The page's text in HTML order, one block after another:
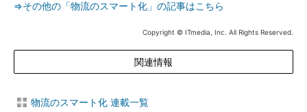
⇒その他の「物流のスマート化」の記事はこちら
Copyright © ITmedia, Inc. All Rights Reserved.
関連情報
物流のスマート化 連載一覧